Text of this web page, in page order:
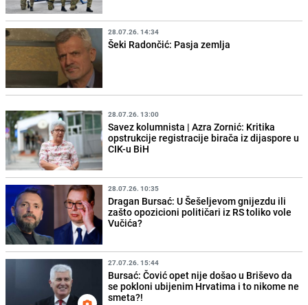
28.07.26. 14:34
Šeki Radončić: Pasja zemlja
28.07.26. 13:00
Savez kolumnista | Azra Zornić: Kritika
opstrukcije registracije birača iz dijaspore u
CIK-u BiH
28.07.26. 10:35
Dragan Bursać: U Šešeljevom gnijezdu ili
zašto opozicioni političari iz RS toliko vole
Vučića?
27.07.26. 15:44
Bursać: Čović opet nije došao u Briševo da
se pokloni ubijenim Hrvatima i to nikome ne
smeta?!